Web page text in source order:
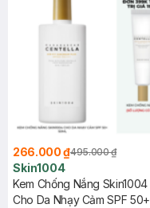
266.000 ₫495.000 ₫
Skin1004
Kem Chống Nắng Skin1004
Cho Da Nhạy Cảm SPF 50+